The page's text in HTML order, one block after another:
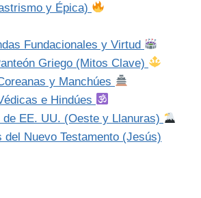
y Épica)
Fundacionales y Virtud
Griego (Mitos Clave)
y Manchúes
e Hindúes
EE. UU. (Oeste y Llanuras)
del Nuevo Testamento (Jesús)